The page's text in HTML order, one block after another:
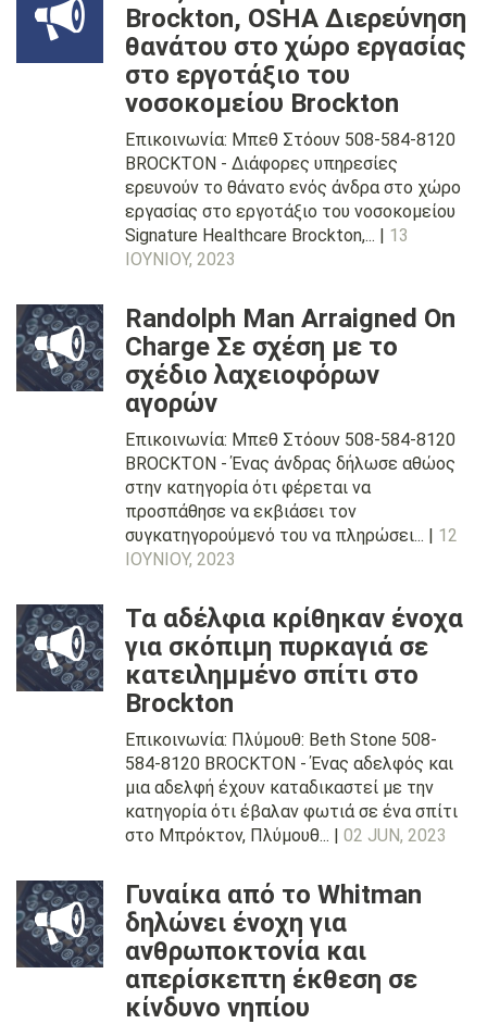
Brockton, OSHA Διερεύνηση
θανάτου στο χώρο εργασίας
στο εργοτάξιο του
νοσοκομείου Brockton
Επικοινωνία: Μπεθ Στόουν 508-584-8120
BROCKTON - Διάφορες υπηρεσίες
ερευνούν το θάνατο ενός άνδρα στο χώρο
εργασίας στο εργοτάξιο του νοσοκομείου
Signature Healthcare Brockton,... | 13
ΙΟΥΝΊΟΥ, 2023
Randolph Man Arraigned On
Charge Σε σχέση με το
σχέδιο λαχειοφόρων
αγορών
Επικοινωνία: Μπεθ Στόουν 508-584-8120
BROCKTON - Ένας άνδρας δήλωσε αθώος
στην κατηγορία ότι φέρεται να
προσπάθησε να εκβιάσει τον
συγκατηγορούμενό του να πληρώσει... | 12
ΙΟΥΝΊΟΥ, 2023
Τα αδέλφια κρίθηκαν ένοχα
για σκόπιμη πυρκαγιά σε
κατειλημμένο σπίτι στο
Brockton
Επικοινωνία: Πλύμουθ: Beth Stone 508-
584-8120 BROCKTON - Ένας αδελφός και
μια αδελφή έχουν καταδικαστεί με την
κατηγορία ότι έβαλαν φωτιά σε ένα σπίτι
στο Μπρόκτον, Πλύμουθ... | 02 JUN, 2023
Γυναίκα από το Whitman
δηλώνει ένοχη για
ανθρωποκτονία και
απερίσκεπτη έκθεση σε
κίνδυνο νηπίου